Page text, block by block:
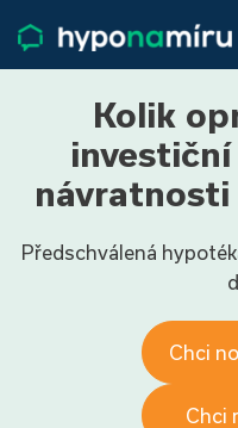
Životní pojištění
Pojištění nemovitosti
Články
O nás
Přihlásit
Kolik
návratnosti
Předschválená
Chci
Chci